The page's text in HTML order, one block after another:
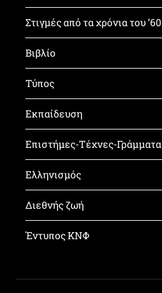
Στιγμές από τα χρόνια του ’60
Βιβλίο
Τύπος
Εκπαίδευση
Επιστήμες-Τέχνες-Γράμματα
Ελληνισμός
Διεθνής ζωή
Έντυπος ΚΝΦ